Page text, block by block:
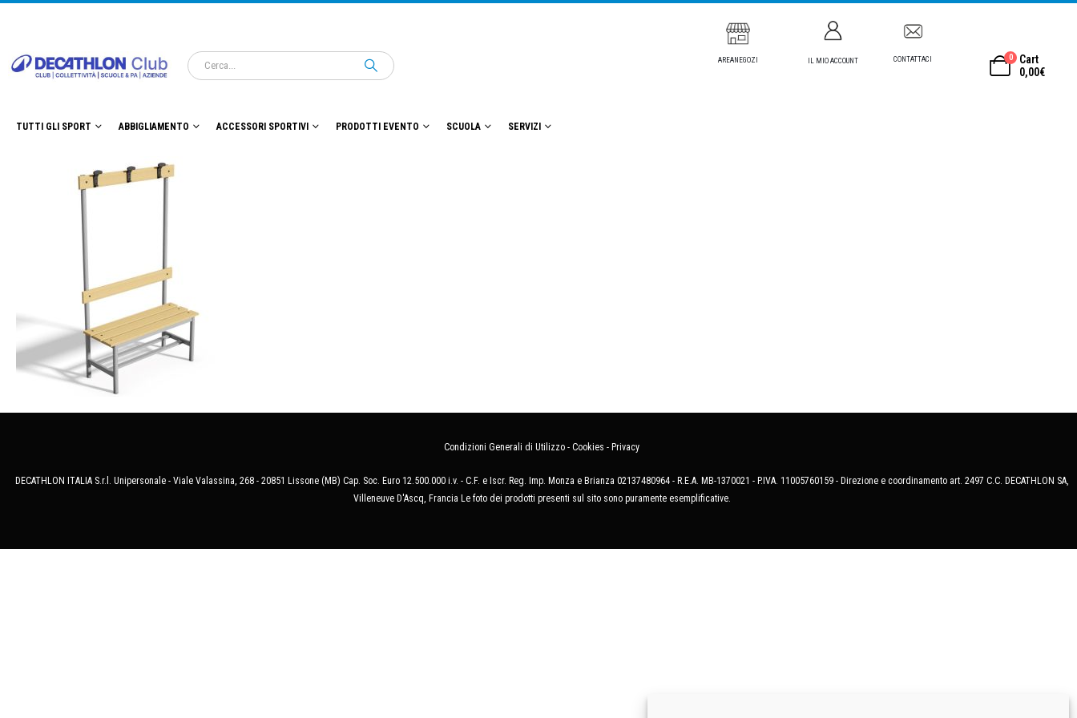
AREANEGOZI IL MIO ACCOUNT CONTATTACI 0
Cart
0,00€
TUTTI GLI SPORT ABBIGLIAMENTO ACCESSORI SPORTIVI PRODOTTI EVENTO SCUOLA SERVIZI
Condizioni Generali di Utilizzo - Cookies - Privacy
DECATHLON ITALIA S.r.l. Unipersonale - Viale Valassina, 268 - 20851 Lissone (MB) Cap. Soc. Euro 12.500.000 i.v. - C.F. e Iscr. Reg. Imp. Monza e Brianza 02137480964 - R.E.A. MB-1370021 - P.IVA. 11005760159 - Direzione e coordinamento art. 2497 C.C. DECATHLON SA,
Villeneuve D'Ascq, Francia Le foto dei prodotti presenti sul sito sono puramente esemplificative.